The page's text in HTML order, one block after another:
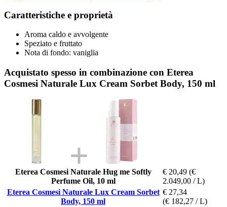
Caratteristiche e proprietà
Aroma caldo e avvolgente
Speziato e fruttato
Nota di fondo: vaniglia
Acquistato spesso in combinazione con Eterea
Cosmesi Naturale Lux Cream Sorbet Body, 150 ml
Eterea Cosmesi Naturale Hug me Softly
Perfume Oil, 10 ml
€ 20,49 (€
2.049,00 / L)
Eterea Cosmesi Naturale Lux Cream Sorbet
Body, 150 ml
€ 27,34
(€ 182,27 / L)